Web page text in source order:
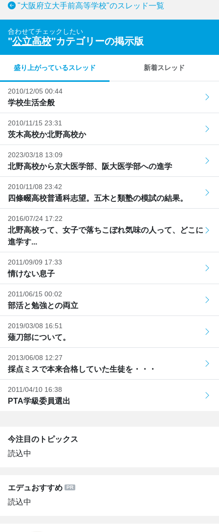
"大阪府立大手前高等学校"のスレッド一覧
合わせてチェックしたい
"公立高校"カテゴリーの掲示版
盛り上がっているスレッド 新着スレッド
2010/12/05 00:44
学校生活全般
2010/11/15 23:31
茨木高校か北野高校か
2023/03/18 13:09
北野高校から京大医学部、阪大医学部への進学
2010/11/08 23:42
四條畷高校普通科志望。五木と類塾の模試の結果。
2016/07/24 17:22
北野高校って、女子で落ちこぼれ気味の人って、どこに
進学す...
2011/09/09 17:33
情けない息子
2011/06/15 00:02
部活と勉強との両立
2019/03/08 16:51
薙刀部について。
2013/06/08 12:27
採点ミスで本来合格していた生徒を・・・
2011/04/10 16:38
PTA学級委員選出
今注目のトピックス
読込中
エデュおすすめ
読込中